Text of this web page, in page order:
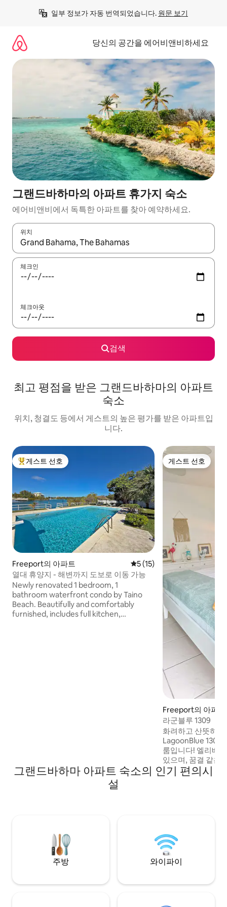
일부 정보가 자동 번역되었습니다. 원문 보기
당신의 공간을 에어비앤비하세요
그랜드바하마의 아파트 휴가지 숙소
에어비앤비에서 독특한 아파트를 찾아 예약하세요.
위치
결과가 나오면 위·아래 화살표 키를 사용하거나 터치 또는 스와이
체크인
체크아웃
검색
최고 평점을 받은 그랜드바하마의 아파트
숙소
위치, 청결도 등에서 게스트의 높은 평가를 받은 아파트입
니다.
상위 게스트 선호
게스트 선호
Freeport의 아파트 평점 5점(5점 만점), 후기 15
5 (15)
열대 휴양지 - 해변까지 도보로 이동 가능
Newly renovated 1 bedroom, 1
bathroom waterfront condo by Taino
Beach. Beautifully and comfortably
furnished, includes full kitchen,
게스트 선호
게스트 선호
Freeport의 아파트
라군블루 1309
화려하고 산뜻하
LagoonBlue 1309
룸입니다! 엘리베
있으며, 꿈결 같은
랑하고, 진정한 바
습니다. 필요한 모
침대와 편안한 접
있습니다. 해변가의 천국에 오신 것을 환영
합니다🏝🦩
그랜드바하마 아파트 숙소의 인기 편의시
설
주방 와이파이